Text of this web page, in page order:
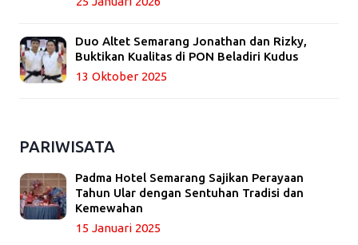
Duo Altet Semarang Jonathan dan Rizky,
Buktikan Kualitas di PON Beladiri Kudus
13 Oktober 2025
PARIWISATA
Padma Hotel Semarang Sajikan Perayaan
Tahun Ular dengan Sentuhan Tradisi dan
Kemewahan
15 Januari 2025